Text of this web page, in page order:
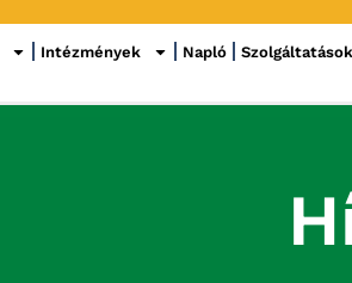
Intézmények Napló Szolgáltatások